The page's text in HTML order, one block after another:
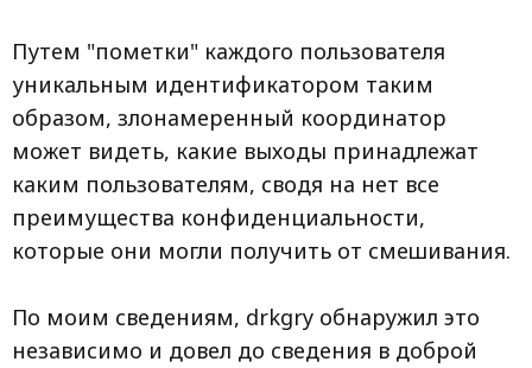
Путем "пометки" каждого пользователя
уникальным идентификатором таким
образом, злонамеренный координатор
может видеть, какие выходы принадлежат
каким пользователям, сводя на нет все
преимущества конфиденциальности,
которые они могли получить от смешивания.
По моим сведениям, drkgry обнаружил это
независимо и довел до сведения в доброй